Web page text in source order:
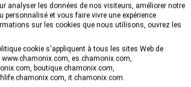
ta vache en pompon.
accompagné d'un adulte
réservation au +33 (0)7 60 04 14 26
AGE MINIMUM 5 ans
analyser les données de nos visiteurs, améliorer notre
personnalisé et vous faire vivre une expérience
sur les cookies que nous utilisons, ouvrez les
cookie s'appliquent à tous les sites Web de
es.chamonix.com,
boutique.chamonix.com,
it.chamonix.com.